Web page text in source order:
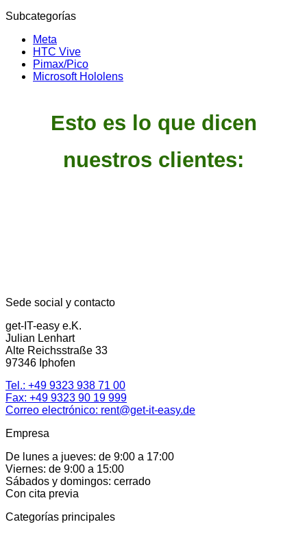
Subcategorías
Meta
HTC Vive
Pimax/Pico
Microsoft Hololens
Esto es lo que dicen
nuestros clientes:
Sede social y contacto
get-IT-easy e.K.
Julian Lenhart
Alte Reichsstraße 33
97346 Iphofen
Tel.: +49 9323 938 71 00
Fax: +49 9323 90 19 999
Correo electrónico: rent@get-it-easy.de
Empresa
De lunes a jueves: de 9:00 a 17:00
Viernes: de 9:00 a 15:00
Sábados y domingos: cerrado
Con cita previa
Categorías principales